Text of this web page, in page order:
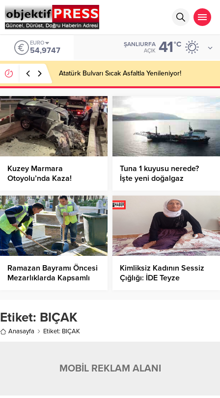
EURO
54,9747
ŞANLIURFA
AÇIK 41°C
Atatürk Bulvarı Sıcak Asfaltla Yenileniyor!
Kuzey Marmara
Otoyolu’nda Kaza!
Tuna 1 kuyusu nerede?
İşte yeni doğalgaz
Tuna-1 lokasyonu ve
doğalgaz rezervi miktarı
Ramazan Bayramı Öncesi
Mezarlıklarda Kapsamlı
Kimliksiz Kadının Sessiz
Çığlığı: İDE Teyze
Etiket: BIÇAK
Anasayfa Etiket: BIÇAK
MOBİL REKLAM ALANI